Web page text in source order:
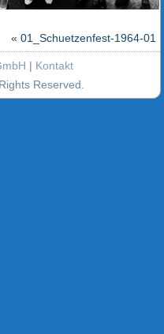
« 01_Schuetzenfest-1964-01
| Kontakt
Reserved.